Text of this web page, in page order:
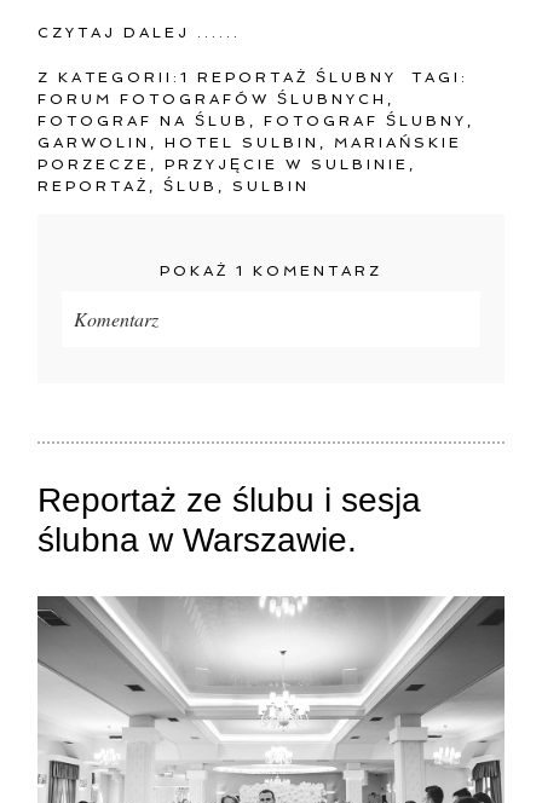
CZYTAJ DALEJ ......
Z KATEGORII:1 REPORTAŻ ŚLUBNY
TAGI:
FORUM FOTOGRAFÓW ŚLUBNYCH
FOTOGRAF NA ŚLUB
,FOTOGRAF ŚLUBNY
GARWOLIN
,HOTEL SULBIN
MARIAŃSKIE
PORZECZE
,PRZYJĘCIE W SULBINIE
REPORTAŻ
,ŚLUB SULBIN
POKAŻ 1 KOMENTARZ
Komentarz
ZAMIEŚĆ KOMENTARZ
Reportaż ze ślubu i sesja
ślubna w Warszawie.